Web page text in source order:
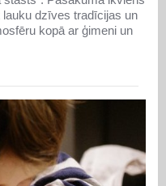
dzīves tradīcijas un
kopā ar ģimeni un